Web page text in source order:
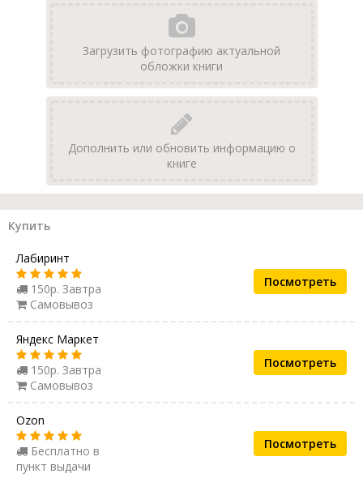
Загрузить фотографию актуальной
обложки книги
Дополнить или обновить информацию о
книге
Купить
Лабиринт
150р. Завтра
Самовывоз
Посмотреть
Яндекс Маркет
150р. Завтра
Самовывоз
Посмотреть
Ozon
Бесплатно в
пункт выдачи
Посмотреть